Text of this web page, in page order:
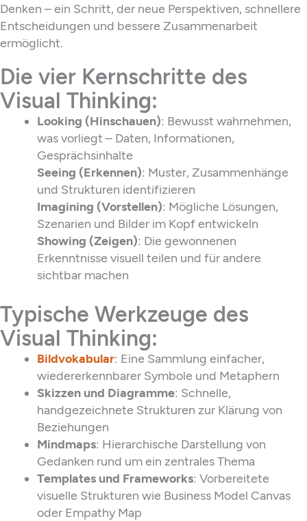
Denken – ein Schritt, der neue Perspektiven, schnellere
Entscheidungen und bessere Zusammenarbeit
ermöglicht.
Die vier Kernschritte des
Visual Thinking:
Looking (Hinschauen): Bewusst wahrnehmen,
was vorliegt – Daten, Informationen,
Gesprächsinhalte
Seeing (Erkennen): Muster, Zusammenhänge
und Strukturen identifizieren
Imagining (Vorstellen): Mögliche Lösungen,
Szenarien und Bilder im Kopf entwickeln
Showing (Zeigen): Die gewonnenen
Erkenntnisse visuell teilen und für andere
sichtbar machen
Typische Werkzeuge des
Visual Thinking:
Bildvokabular: Eine Sammlung einfacher,
wiedererkennbarer Symbole und Metaphern
Skizzen und Diagramme: Schnelle,
handgezeichnete Strukturen zur Klärung von
Beziehungen
Mindmaps: Hierarchische Darstellung von
Gedanken rund um ein zentrales Thema
Templates und Frameworks: Vorbereitete
visuelle Strukturen wie Business Model Canvas
oder Empathy Map